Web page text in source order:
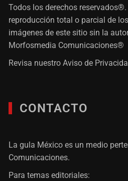
Todos los derechos
reproducción total o parcial de
imágenes de este sitio sin la
Morfosmedia Comunicaciones®
Revisa nuestroAviso de
CONTACTO
La gula México es un medio
Comunicaciones.
Para temas editoriales: